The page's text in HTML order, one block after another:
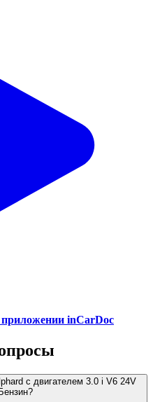
приложении inCarDoc
с двигателем 3.0 i V6 24V